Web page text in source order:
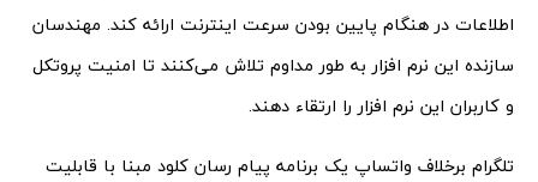
اطلاعات در هنگام پایین بودن سرعت اینترنت ارائه کند. مهندسان
سازنده این نرم افزار به طور مداوم تلاش می‌کنند تا امنیت پروتکل
و کاربران این نرم افزار را ارتقاء دهند.
تلگرام برخلاف واتساپ یک برنامه پیام رسان کلود مبنا با قابلیت